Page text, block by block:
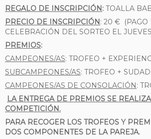
REGALO DE INSCRIPCIÓN: TOALLA
PRECIO DE INSCRIPCIÓN: 20 € (PAGO
CELEBRACIÓN DEL SORTEO EL
PREMIOS:
CAMPEONES/AS: TROFEO +
SUBCAMPEONES/AS: TROFEO +
CAMPEONES/AS DE CONSOLACIÓN:
LA ENTREGA DE PREMIOS SE
COMPETICIÓN.
PARA RECOGER LOS TROFEOS Y
DOS COMPONENTES DE LA PAREJA.